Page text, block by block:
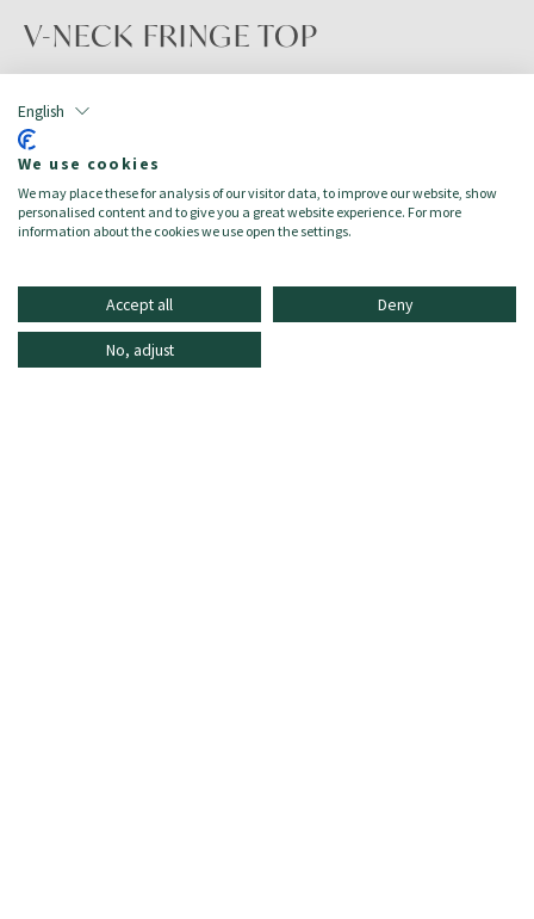
English
We use cookies
We may place these for analysis of our visitor data, to improve our website, show
personalised content and to give you a great website experience. For more
information about the cookies we use open the settings.
Accept all Deny
No, adjust
V-NECK FRINGE TOP
Color:
Farbe: schwarz
Größe: 6
Zielgruppe:Damen/Donna